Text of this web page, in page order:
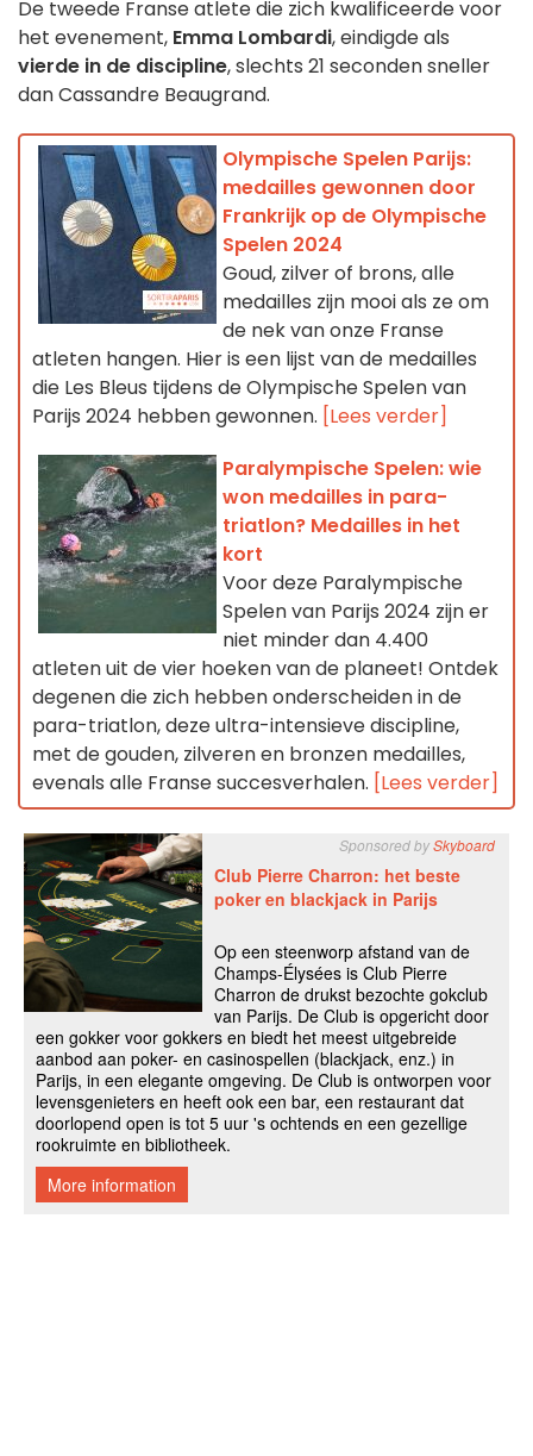
De tweede Franse atlete die zich kwalificeerde voor
het evenement, Emma Lombardi, eindigde als
vierde in de discipline, slechts 21 seconden sneller
dan Cassandre Beaugrand.
Olympische Spelen Parijs:
medailles gewonnen door
Frankrijk op de Olympische
Spelen 2024
Goud, zilver of brons, alle
medailles zijn mooi als ze om
de nek van onze Franse
atleten hangen. Hier is een lijst van de medailles
die Les Bleus tijdens de Olympische Spelen van
Parijs 2024 hebben gewonnen. [Lees verder]
Paralympische Spelen: wie
won medailles in para-
triatlon? Medailles in het
kort
Voor deze Paralympische
Spelen van Parijs 2024 zijn er
niet minder dan 4.400
atleten uit de vier hoeken van de planeet! Ontdek
degenen die zich hebben onderscheiden in de
para-triatlon, deze ultra-intensieve discipline,
met de gouden, zilveren en bronzen medailles,
evenals alle Franse succesverhalen. [Lees verder]